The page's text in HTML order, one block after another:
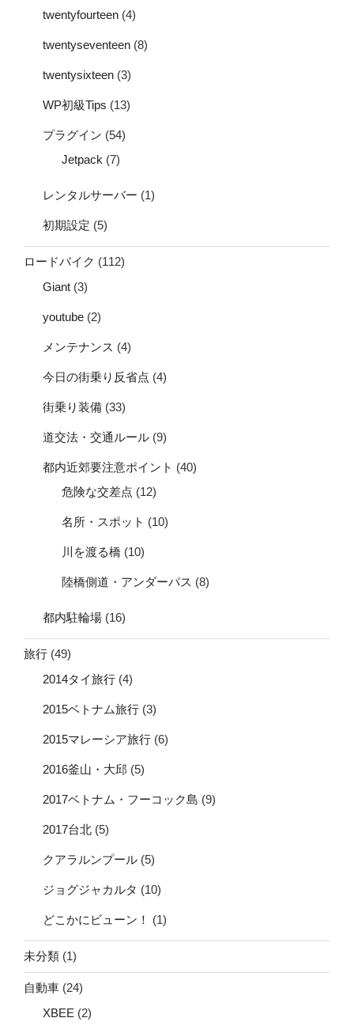
twentyfourteen (4)
twentyseventeen (8)
twentysixteen (3)
WP初級Tips (13)
プラグイン (54)
Jetpack (7)
レンタルサーバー (1)
初期設定 (5)
ロードバイク (112)
Giant (3)
youtube (2)
メンテナンス (4)
今日の街乗り反省点 (4)
街乗り装備 (33)
道交法・交通ルール (9)
都内近郊要注意ポイント (40)
危険な交差点 (12)
名所・スポット (10)
川を渡る橋 (10)
陸橋側道・アンダーパス (8)
都内駐輪場 (16)
旅行 (49)
2014タイ旅行 (4)
2015ベトナム旅行 (3)
2015マレーシア旅行 (6)
2016釜山・大邱 (5)
2017ベトナム・フーコック島 (9)
2017台北 (5)
クアラルンプール (5)
ジョグジャカルタ (10)
どこかにビューン！ (1)
未分類 (1)
自動車 (24)
XBEE (2)